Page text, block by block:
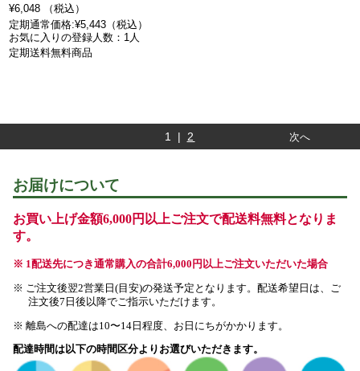
¥6,048 （税込）
定期通常価格:¥5,443（税込）
お気に入りの登録人数：1人
定期送料無料商品
1 | 2 次へ